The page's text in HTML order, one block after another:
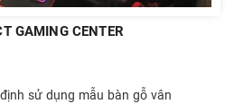
GAMING CENTER
sử dụng mẫu bàn gỗ vân